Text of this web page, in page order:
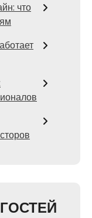
что